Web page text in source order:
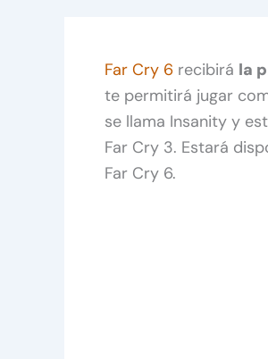
Far Cry 6 recibirá la
te permitirá jugar
se llama Insanity y
Far Cry 3. Estará
Far Cry 6.